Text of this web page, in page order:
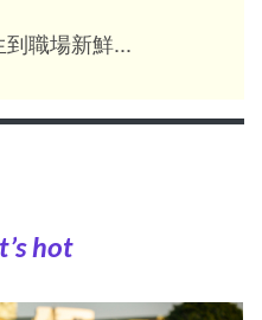
職場新鮮...
hot